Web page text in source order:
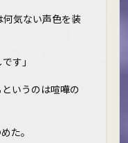
何気ない声色を装
す」
というのは喧嘩の
た。